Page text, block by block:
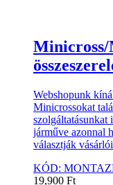
Webshopunk
Minicrossokat
szolgáltatásunkat
járműve azonnal
választják
KÓD:
19,900 Ft